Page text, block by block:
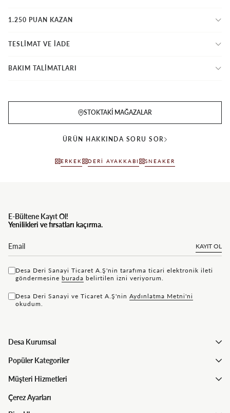
1.250 PUAN KAZAN
TESLİMAT VE İADE
BAKIM TALİMATLARI
STOKTAKI MAĞAZALAR
ÜRÜN HAKKINDA SORU SOR
ERKEK DERI AYAKKABI SNEAKER
E-Bültene Kayıt Ol!
Yenilikleri ve fırsatları kaçırma.
KAYIT OL
Desa Deri Sanayi Ticaret A.Ş'nin tarafıma ticari elektronik ileti
göndermesine bu rada belirtilen izni veriyorum.
Desa Deri Sanayi ve Ticaret A.Ş'nin Aydınlatma Metni'ni
okudum.
Desa Kurumsal
Popüler Kategoriler
Müşteri Hizmetleri
Çerez Ayarları